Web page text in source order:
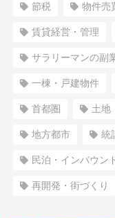
節税 物件売
賃貸経営・管理
サラリーマンの副
一棟・戸建物件
首都圏 土地
地方都市 統
民泊・インバウン
再開発・街づくり